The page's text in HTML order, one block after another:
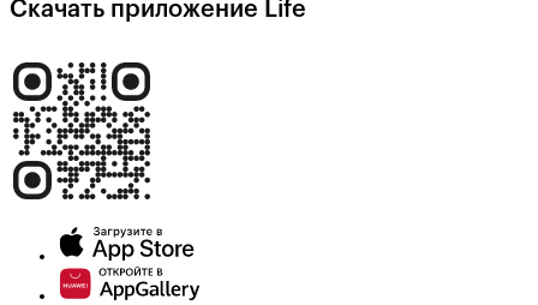
Скачать приложение Life